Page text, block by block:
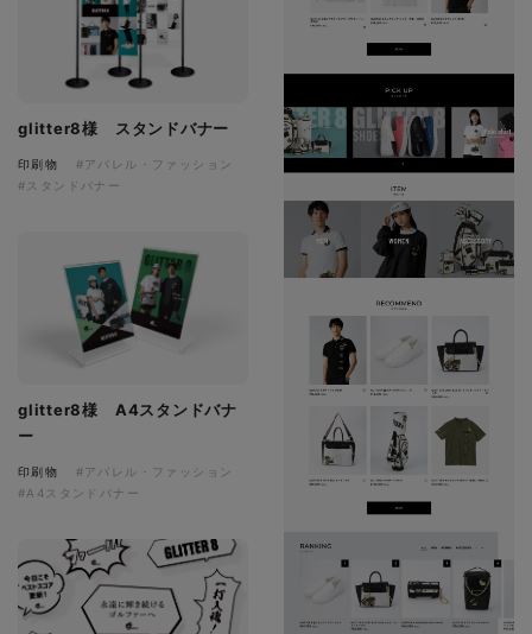
glitter8様 スタンドバナー
印刷物
#アパレル・ファッション
#スタンドバナー
glitter8様 A4スタンドバナ
ー
印刷物
#アパレル・ファッション
#A4スタンドバナー